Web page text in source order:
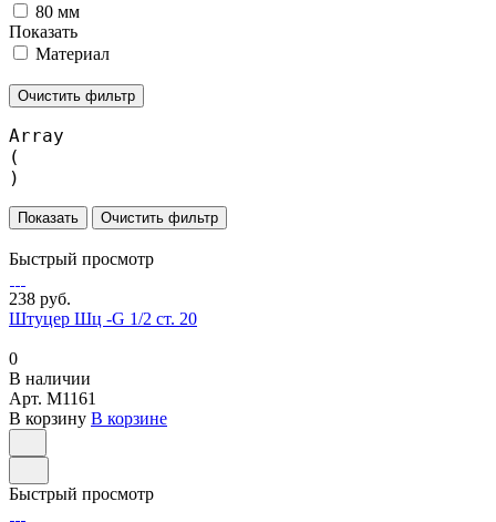
80 мм
Показать
Материал
Очистить фильтр
Array
(
Очистить фильтр
Быстрый просмотр
238 руб.
Штуцер Шц -G 1/2 ст. 20
0
В наличии
Арт. M1161
В корзину В корзине
Быстрый просмотр